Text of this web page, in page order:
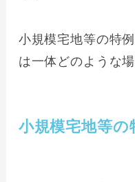
小規模宅地等の特
は一体どのような
小規模宅地等の